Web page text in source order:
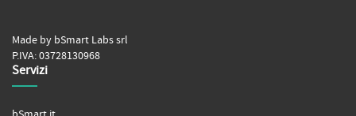
Made by bSmart Labs srl
P.IVA: 03728130968
Servizi